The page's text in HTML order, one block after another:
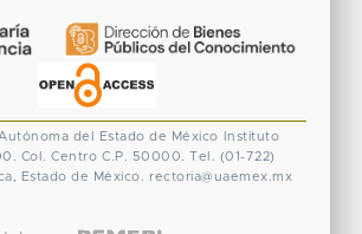
del Estado de México
Instituto
Col. Centro C.P. 50000. Tel. (01-722)
Estado de México. rectoria@uaemex.mx